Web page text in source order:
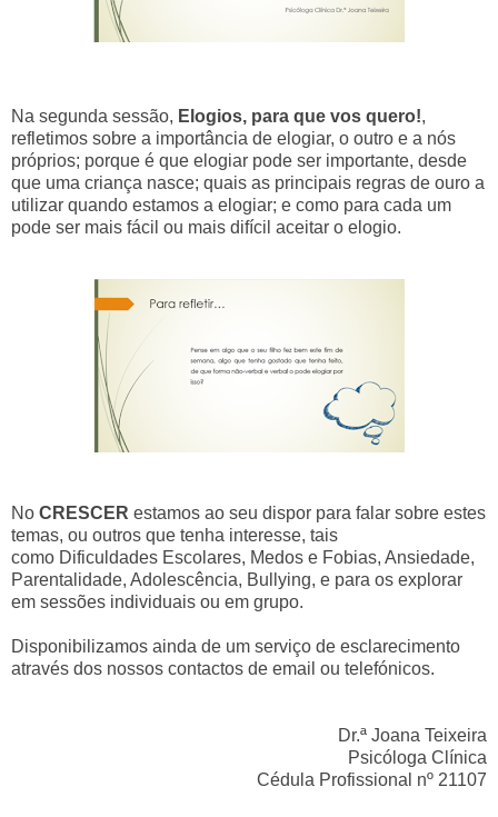
Na segunda sessão, Elogios, para que vos quero!,
refletimos sobre a importância de elogiar, o outro e a nós
próprios; porque é que elogiar pode ser importante, desde
que uma criança nasce; quais as principais regras de ouro a
utilizar quando estamos a elogiar; e como para cada um
pode ser mais fácil ou mais difícil aceitar o elogio.
No CRESCER estamos ao seu dispor para falar sobre estes
temas, ou outros que tenha interesse, tais
como Dificuldades Escolares, Medos e Fobias, Ansiedade,
Parentalidade, Adolescência, Bullying, e para os explorar
em sessões individuais ou em grupo.
Disponibilizamos ainda de um serviço de esclarecimento
através dos nossos contactos de email ou telefónicos.
Dr.ª Joana Teixeira
Psicóloga Clínica
Cédula Profissional nº 21107